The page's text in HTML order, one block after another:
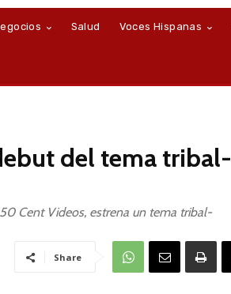
Salud Voces Hispanas
del tema tribal-
Cent Videos, estrena un tema tribal-
Share